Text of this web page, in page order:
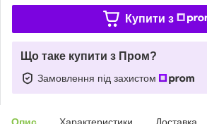
Купити з
Що таке купити з Пром?
Замовлення під захистом
Опис Характеристики Доставка